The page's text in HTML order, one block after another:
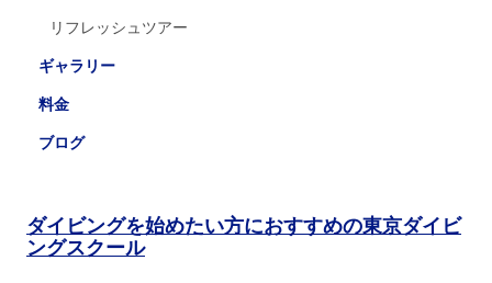
リフレッシュツアー
ギャラリー
料金
ブログ
ダイビングを始めたい方におすすめの東京ダイビ
ングスクール